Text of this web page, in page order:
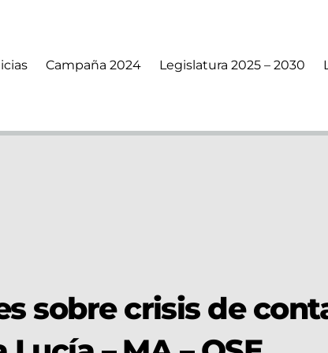
Campaña 2024 Legislatura 2025 – 2030
sobre crisis de